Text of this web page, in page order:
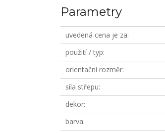
Parametry
uvedená cena je za
použití / typ
orientační rozměr
síla střepu
dekor
barva